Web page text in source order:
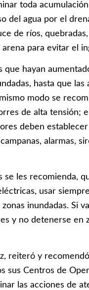
toda
del agua por el
de ríos,
para evitar el
que hayan
hasta que
modo se
de alta tensión;
deben
alarmas,
les recomienda,
usar
inundadas. Si
y no detenerse en
reiteró y
sus Centros de
las acciones de